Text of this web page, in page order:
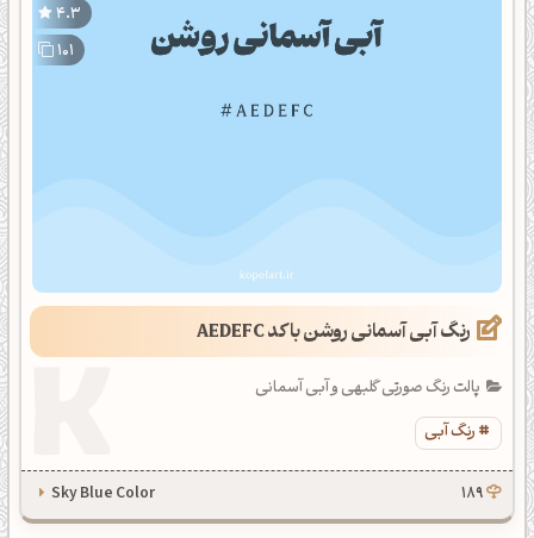
4.3
101
رنگ آبی آسمانی روشن با کد AEDEFC
پالت رنگ صورتی گلبهی و آبی آسمانی
رنگ آبی
189
Sky Blue Color